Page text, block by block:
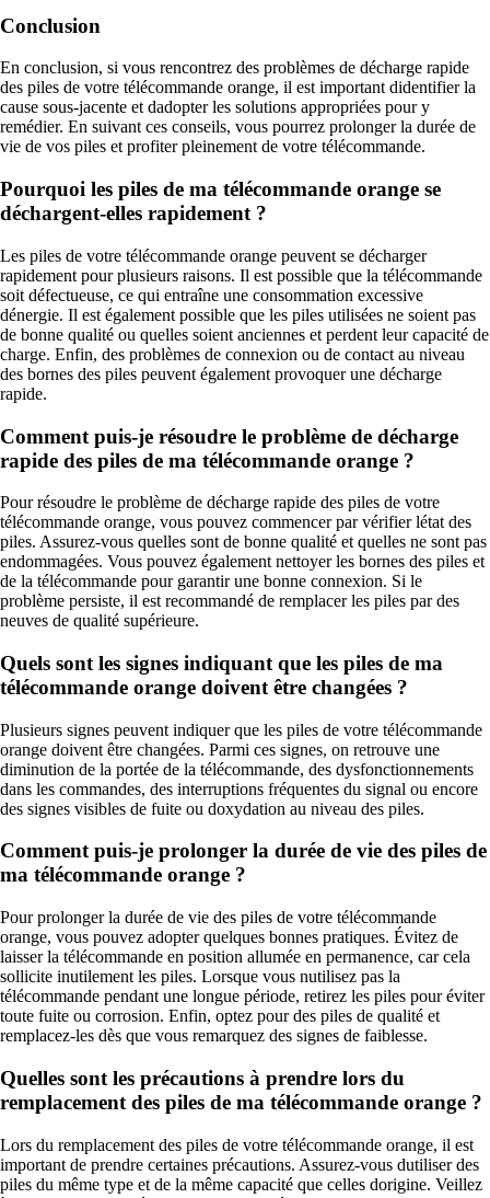
Conclusion
En conclusion, si vous rencontrez des problèmes de décharge rapide
des piles de votre télécommande orange, il est important didentifier la
cause sous-jacente et dadopter les solutions appropriées pour y
remédier. En suivant ces conseils, vous pourrez prolonger la durée de
vie de vos piles et profiter pleinement de votre télécommande.
Pourquoi les piles de ma télécommande orange se
déchargent-elles rapidement ?
Les piles de votre télécommande orange peuvent se décharger
rapidement pour plusieurs raisons. Il est possible que la télécommande
soit défectueuse, ce qui entraîne une consommation excessive
dénergie. Il est également possible que les piles utilisées ne soient pas
de bonne qualité ou quelles soient anciennes et perdent leur capacité de
charge. Enfin, des problèmes de connexion ou de contact au niveau
des bornes des piles peuvent également provoquer une décharge
rapide.
Comment puis-je résoudre le problème de décharge
rapide des piles de ma télécommande orange ?
Pour résoudre le problème de décharge rapide des piles de votre
télécommande orange, vous pouvez commencer par vérifier létat des
piles. Assurez-vous quelles sont de bonne qualité et quelles ne sont pas
endommagées. Vous pouvez également nettoyer les bornes des piles et
de la télécommande pour garantir une bonne connexion. Si le
problème persiste, il est recommandé de remplacer les piles par des
neuves de qualité supérieure.
Quels sont les signes indiquant que les piles de ma
télécommande orange doivent être changées ?
Plusieurs signes peuvent indiquer que les piles de votre télécommande
orange doivent être changées. Parmi ces signes, on retrouve une
diminution de la portée de la télécommande, des dysfonctionnements
dans les commandes, des interruptions fréquentes du signal ou encore
des signes visibles de fuite ou doxydation au niveau des piles.
Comment puis-je prolonger la durée de vie des piles de
ma télécommande orange ?
Pour prolonger la durée de vie des piles de votre télécommande
orange, vous pouvez adopter quelques bonnes pratiques. Évitez de
laisser la télécommande en position allumée en permanence, car cela
sollicite inutilement les piles. Lorsque vous nutilisez pas la
télécommande pendant une longue période, retirez les piles pour éviter
toute fuite ou corrosion. Enfin, optez pour des piles de qualité et
remplacez-les dès que vous remarquez des signes de faiblesse.
Quelles sont les précautions à prendre lors du
remplacement des piles de ma télécommande orange ?
Lors du remplacement des piles de votre télécommande orange, il est
important de prendre certaines précautions. Assurez-vous dutiliser des
piles du même type et de la même capacité que celles dorigine. Veillez